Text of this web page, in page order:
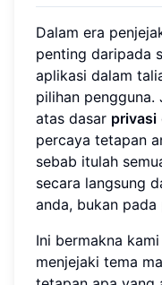
Dalam era
penting daripada
aplikasi dalam
pilihan
atas dasar privasi
percaya tetapan
sebab itulah
secara langsung
anda, bukan pada
Ini bermakna
menjejaki tema